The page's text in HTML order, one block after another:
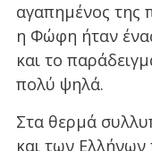
αγαπημένος της
η Φώφη ήταν
και το
πολύ ψηλά.
Στα θερμά
και των Ελλήνων